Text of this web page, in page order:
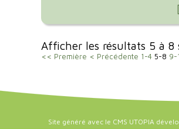
Afficher les résultats 5 à
<< Première < Précédente 1-4 5-8 9-
Site généré avec le CMS UTOPIA